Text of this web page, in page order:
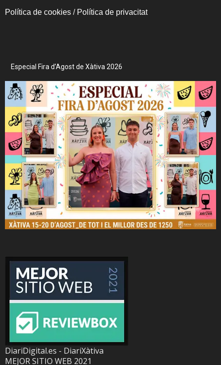
Política de cookies / Política de privacitat
Especial Fira d’Agost de Xàtiva 2026
DiariDigital.es - DiariXàtiva
MEJOR SITIO WEB 2021